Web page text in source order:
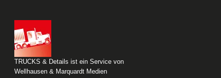
TRUCKS & Details ist ein Service von
Wellhausen & Marquardt Medien